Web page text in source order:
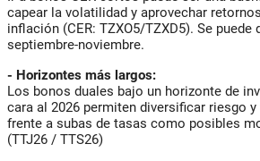
capear la volatilidad y aprovechar
inflación (CER: TZXO5/TZXD5). Se
septiembre-noviembre.
- Horizontes más largos:
Los bonos duales bajo un horizonte de
cara al 2026 permiten diversificar riesgo
frente a subas de tasas como posibles
(TTJ26 / TTS26)